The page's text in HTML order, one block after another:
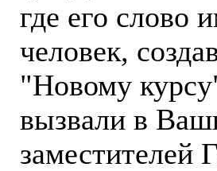
где его слово
человек,
"Новому
вызвали в
заместителей